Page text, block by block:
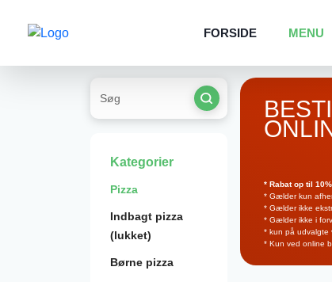
FORSIDE MENU
Kategorier
Pizza
Indbagt pizza
(lukket)
Børne pizza
* Rabat op til 10%
* Gælder kun
* Gælder ikke
* Gælder ikke i
* kun på udvalgte
* Kun ved online